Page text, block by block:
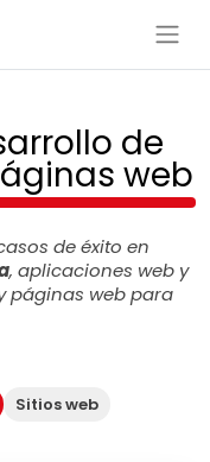
de
web
de éxito en
, aplicaciones web y
páginas web para
Sitios web